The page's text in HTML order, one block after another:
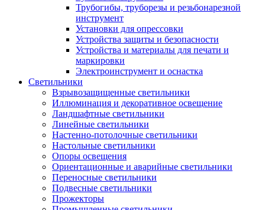
Трубогибы, труборезы и резьбонарезной
инструмент
Установки для опрессовки
Устройства защиты и безопасности
Устройства и материалы для печати и
маркировки
Электроинструмент и оснастка
Светильники
Взрывозащищенные светильники
Иллюминация и декоративное освещение
Ландшафтные светильники
Линейные светильники
Настенно-потолочные светильники
Настольные светильники
Опоры освещения
Ориентационные и аварийные светильники
Переносные светильники
Подвесные светильники
Прожекторы